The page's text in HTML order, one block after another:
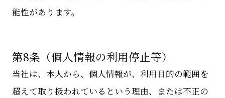
能性があります。
第8条（個人情報の利用停止等）
当社は、本人から、個人情報が、利用目的の範囲を
超えて取り扱われているという理由、または不正の